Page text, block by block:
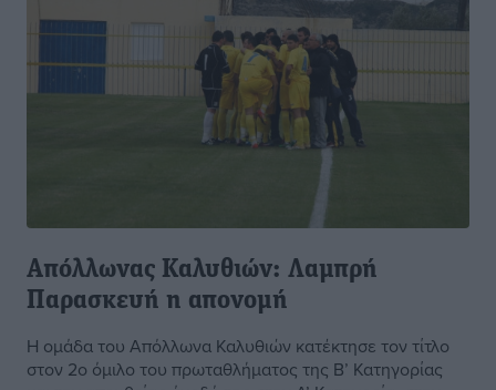
Απόλλωνας Καλυθιών: Λαμπρή
Παρασκευή η απονομή
Η ομάδα του Απόλλωνα Καλυθιών κατέκτησε τον τίτλο
στον 2ο όμιλο του πρωταθλήματος της Β’ Κατηγορίας